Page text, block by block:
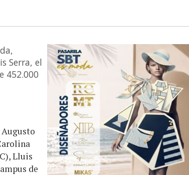
Serra, el
452.000
Lluis
de